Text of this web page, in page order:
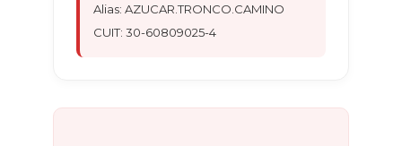
Alias: AZUCAR.TRONCO.CAMINO
CUIT: 30-60809025-4